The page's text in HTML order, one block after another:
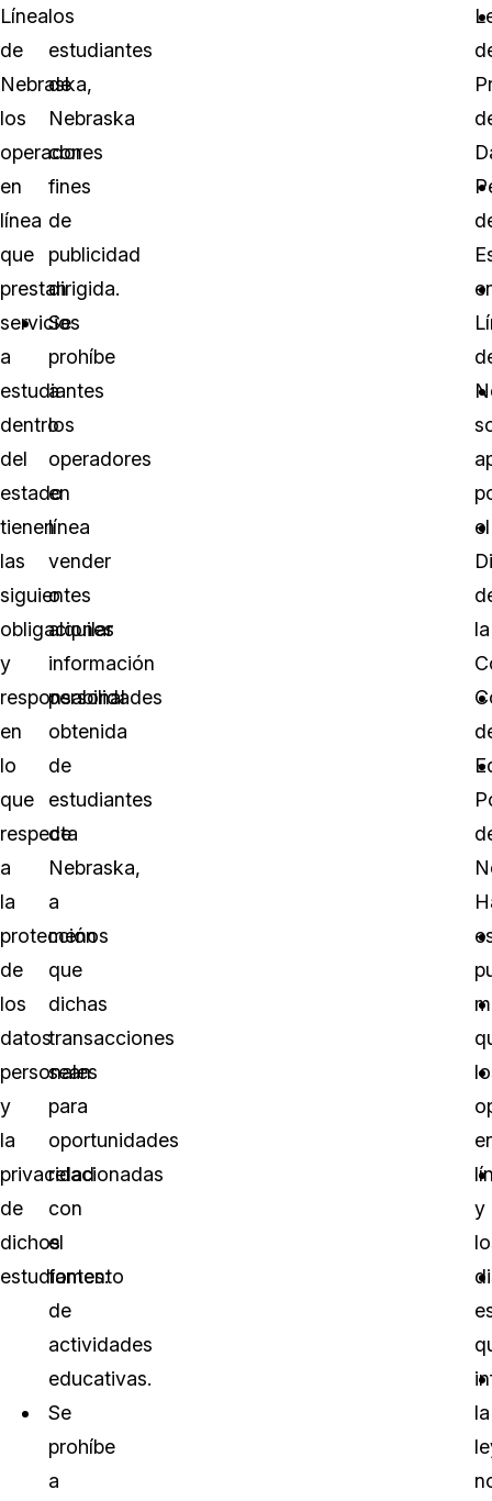
Línea
de
Nebraska,
los
operadores
en
línea
que
prestan
servicios
a
estudiantes
dentro
del
estado
tienen
las
siguientes
obligaciones
y
responsabilidades
en
lo
que
respecta
a
la
protección
de
los
datos
personales
y
la
privacidad
de
dichos
estudiantes:
los
estudiantes
de
Nebraska
con
fines
de
publicidad
dirigida.
Se
prohíbe
a
los
operadores
en
línea
vender
o
alquilar
información
personal
obtenida
de
estudiantes
de
Nebraska,
a
menos
que
dichas
transacciones
sean
para
oportunidades
relacionadas
con
el
fomento
de
actividades
educativas.
Se
prohíbe
a
el
la
y
la